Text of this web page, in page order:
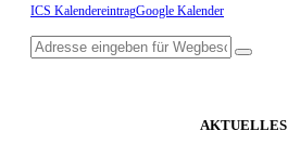
ICS KalendereintragGoogle Kalender
AKTUELLES